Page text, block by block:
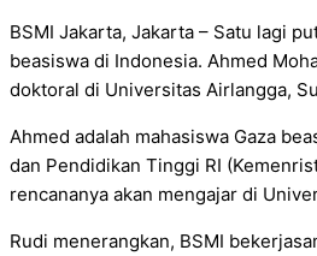
BSMI Jakarta, Jakarta – Satu lagi
beasiswa di Indonesia. Ahmed
doktoral di Universitas Airlangga,
Ahmed adalah mahasiswa Gaza
dan Pendidikan Tinggi RI
rencananya akan mengajar di
Rudi menerangkan, BSMI